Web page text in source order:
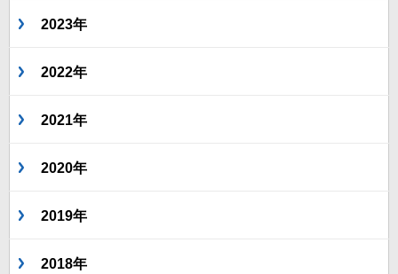
2023年
2022年
2021年
2020年
2019年
2018年